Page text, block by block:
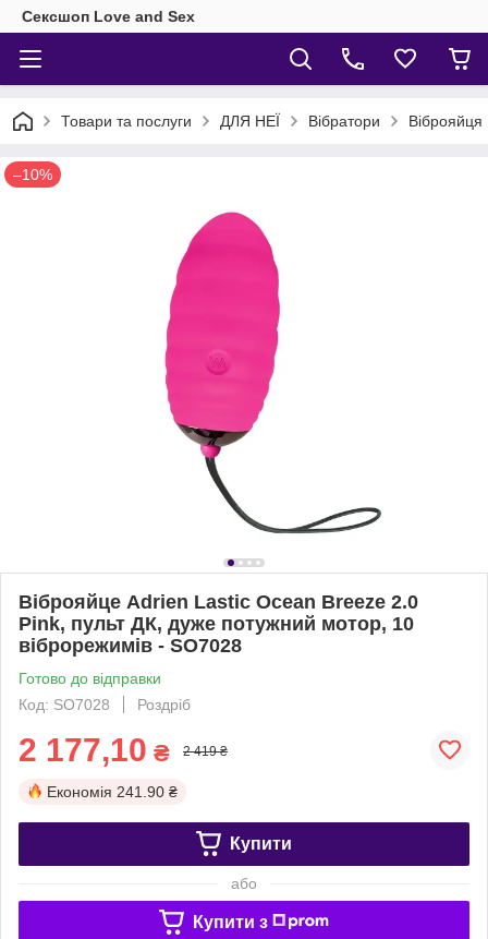
Сексшоп Love and Sex
Товари та послуги ДЛЯ НЕЇ Вібратори Віброяйця
–10%
Віброяйце Adrien Lastic Ocean Breeze 2.0
Pink, пульт ДК, дуже потужний мотор, 10
віброрежимів - SO7028
Готово до відправки
Код: SO7028
Роздріб
2 177,10 ₴ 2 419 ₴
Економія 241.90 ₴
Купити
або
Купити з